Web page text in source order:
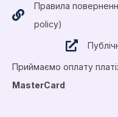
Правила
policy)
Приймаємо оплату
MasterCard